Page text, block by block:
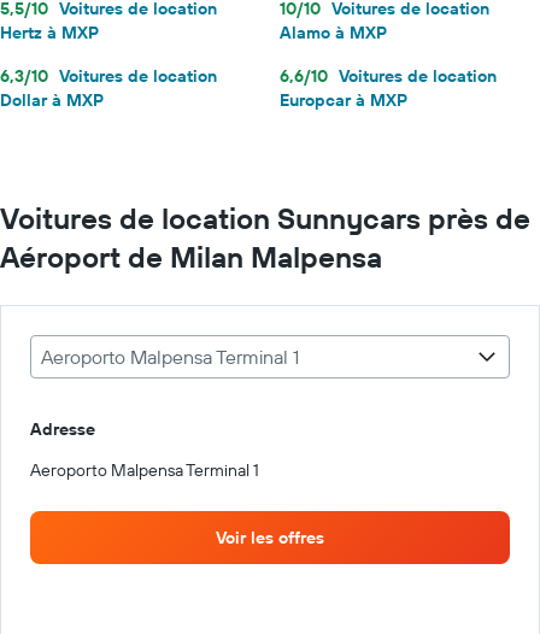
5,5/10 Voitures de location
Hertz à MXP
10/10 Voitures de location
Alamo à MXP
6,3/10 Voitures de location
Dollar à MXP
6,6/10 Voitures de location
Europcar à MXP
Voitures de location Sunnycars près de
Aéroport de Milan Malpensa
Aeroporto Malpensa Terminal 1
Adresse
Aeroporto Malpensa Terminal 1
Voir les offres